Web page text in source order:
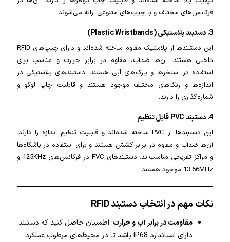
فرکانس‌های مختلف و با چیپ‌های متنوعی ارائه می‌شوند.
3. دستبند پلاستیکی (Plastic Wristbands)
این دستبندها از پلاستیک مقاوم ساخته شده‌اند و دارای چیپ‌های RFID
داخلی هستند. آن‌ها ضدآب، مقاوم در برابر حرارت و مناسب برای
استفاده در استخرها و پارک‌های آبی هستند. دستبندهای پلاستیکی در
اندازه‌ها و رنگ‌های مختلف موجود هستند و قابلیت چاپ لوگو و
شماره‌گذاری را دارند.
4. دستبند PVC قابل تنظیم
این دستبندها از PVC ساخته شده‌اند و قابلیت تنظیم اندازه را دارند.
آن‌ها ضدآب و مقاوم در برابر کشش هستند و برای استفاده در باشگاه‌ها
و مراکز تفریحی مناسب‌اند. دستبندهای PVC در فرکانس‌های 125KHz و
13.56MHz موجود هستند.
نکات مهم در انتخاب دستبند RFID
مقاومت در برابر آب و حرارت: اطمینان حاصل کنید که دستبند
دارای استاندارد IP68 باشد تا در محیط‌های مرطوب عملکرد